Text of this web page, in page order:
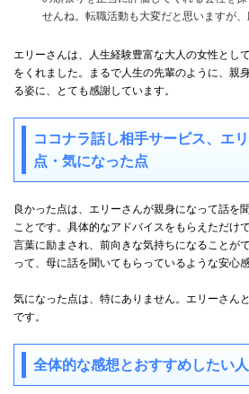
せんね。転職活動も大変だと思いますが、
エリーさんは、人生経験豊富な大人の女性とし
をくれました。まるで人生の先輩のように、親
る姿に、とても感謝しています。
ココナラ話し相手サービス、エ
点・気になった点
良かった点は、エリーさんが親身になって話を
ことです。具体的なアドバイスをもらえただけ
言葉に励まされ、前向きな気持ちになることが
って、母に話を聞いてもらっているような安心
気になった点は、特にありません。エリーさん
です。
全体的な感想とおすすめしたい人